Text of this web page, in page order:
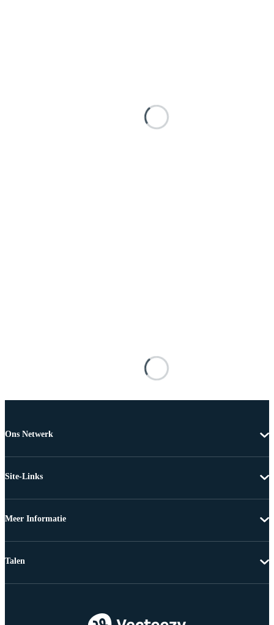
Ons Netwerk
Site-Links
Meer Informatie
Talen